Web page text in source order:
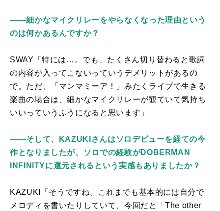
――細かなマイクリレーをやらなくなった理由という
のは何かあるんですか？
SWAY「特には…。でも、たくさん切り替わると歌詞
の内容が入ってこないっていうデメリットがあるの
で。ただ、「マンマミーア！」みたくライブで生きる
楽曲の場合は、細かなマイクリレーが観ていて気持ち
いいっていうふうになると思います」
――そして、KAZUKIさんはソロデビューを経ての今
作となりましたが、ソロでの経験がDOBERMAN
INFINITYに還元されるという実感もありましたか？
KAZUKI「そうですね。これまでも基本的には自分で
メロディを書いたりしていて、今回だと「The other